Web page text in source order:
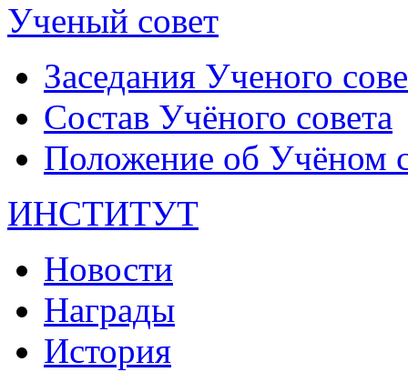
Ученый совет
Заседания Ученого
Состав Учёного совета
Положение об Учёном
ИНСТИТУТ
Новости
Награды
История